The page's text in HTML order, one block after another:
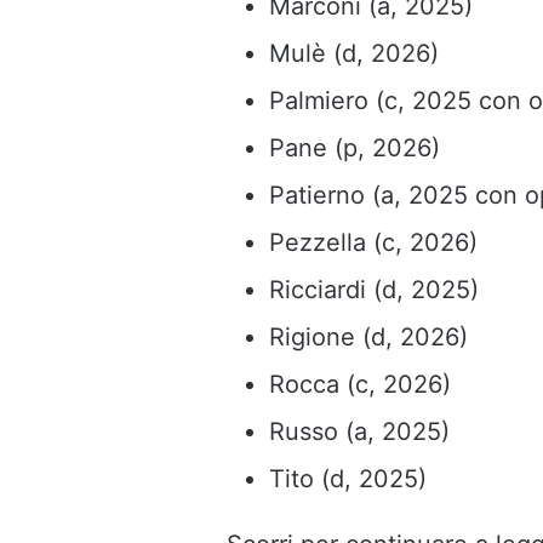
Marconi (a, 2025)
Mulè (d, 2026)
Palmiero (c, 2025 con
Pane (p, 2026)
Patierno (a, 2025 con
Pezzella (c, 2026)
Ricciardi (d, 2025)
Rigione (d, 2026)
Rocca (c, 2026)
Russo (a, 2025)
Tito (d, 2025)